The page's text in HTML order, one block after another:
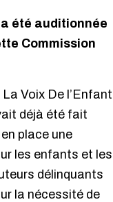
été auditionnée
Commission
Voix De l’Enfant
déjà été fait
place une
les enfants et les
délinquants
la nécessité de